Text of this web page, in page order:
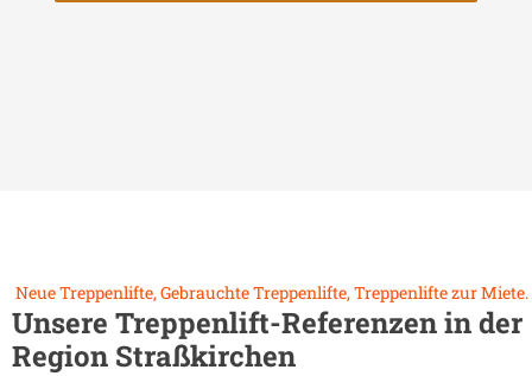
Neue Treppenlifte, Gebrauchte Treppenlifte, Treppenlifte zur Miete.
Unsere Treppenlift-Referenzen in der
Region Straßkirchen